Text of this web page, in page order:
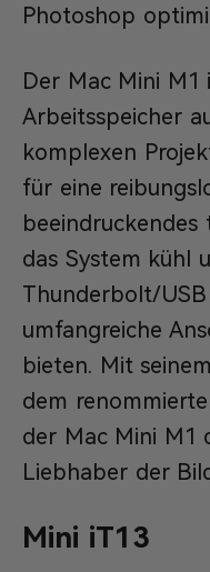
Photoshop
Der Mac Mini M1
Arbeitsspeicher
komplexen
für eine
beeindruckendes
das System kühl
Thunderbolt/USB
umfangreiche
bieten. Mit
dem
der Mac Mini M1
Liebhaber der
Mini iT13